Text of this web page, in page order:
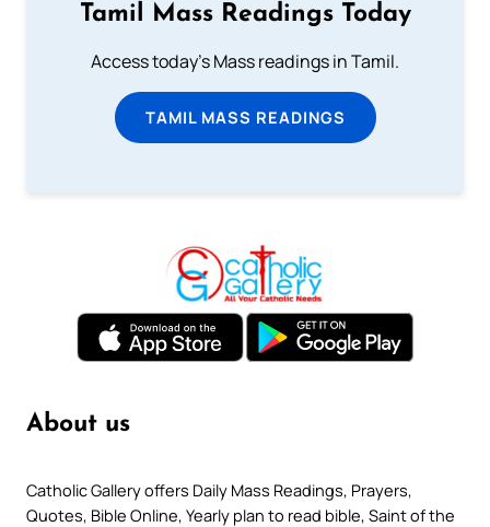
Tamil Mass Readings Today
Access today's Mass readings in Tamil.
TAMIL MASS READINGS
About us
Catholic Gallery offers Daily Mass Readings, Prayers,
Quotes, Bible Online, Yearly plan to read bible, Saint of the